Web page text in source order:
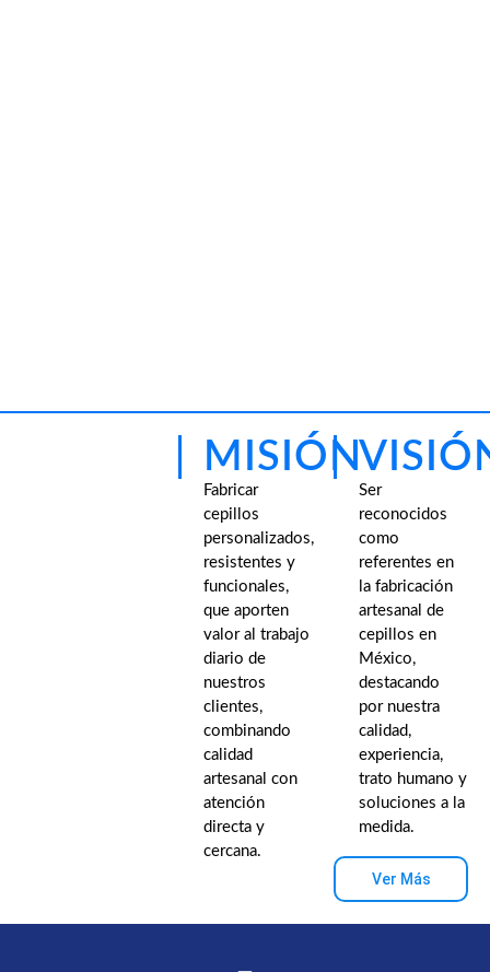
MISIÓN
Fabricar
cepillos
personalizados,
resistentes y
funcionales,
que aporten
valor al trabajo
diario de
nuestros
clientes,
combinando
calidad
artesanal con
atención
directa y
cercana.
Ser
reconocidos
como
referentes en
la fabricación
artesanal de
cepillos en
México,
destacando
por nuestra
calidad,
experiencia,
trato humano y
soluciones a la
medida.
Ver Más